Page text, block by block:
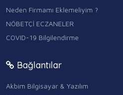
Neden Firmamı Eklemeliyim ?
NÖBETÇİ ECZANELER
COVID-19 Bilgilendirme
Bağlantılar
Akbim Bilgisayar & Yazılım